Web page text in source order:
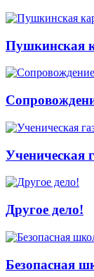
Пушкинская
Ученическая
Другое дело!
Безопасная